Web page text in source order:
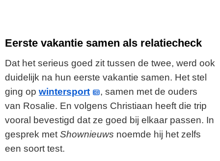
Eerste vakantie samen als relatiecheck
Dat het serieus goed zit tussen de twee, werd ook
duidelijk na hun eerste vakantie samen. Het stel
ging op wintersport
, samen met de ouders
van Rosalie. En volgens Christiaan heeft die trip
vooral bevestigd dat ze goed bij elkaar passen. In
gesprek met Shownieuws noemde hij het zelfs
een soort test.